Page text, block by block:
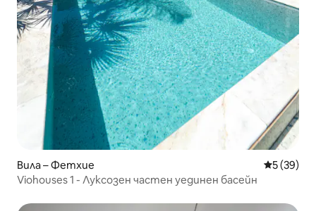
Вила – Фетхие Средна
5 (39)
Viohouses 1 - Луксозен частен уединен басейн